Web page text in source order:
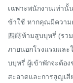
เฉพาะพนักงานเท่านั้
ข้าใช้ หากคุณมีความ
四蒔ห้ามสูบบุหรี่ (รว
ภายนอกโรงแรมแล
บบุหรี่ ผู้เข้าพักจะต้อ
สะอาดและการสูญเ